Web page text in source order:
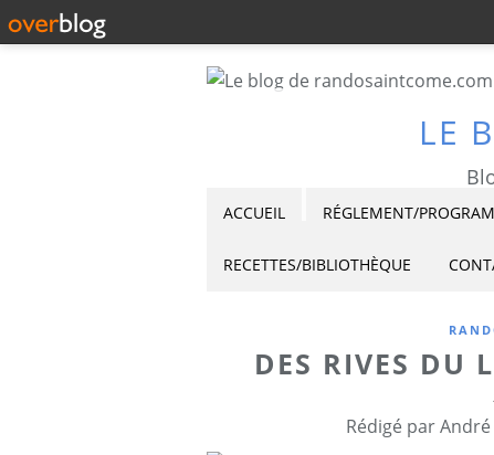
LE
ACCUEIL RÉGLEMENT/
RECETTES/BIBLIOTHÈQUE
DES RIVES DU
Rédigé par